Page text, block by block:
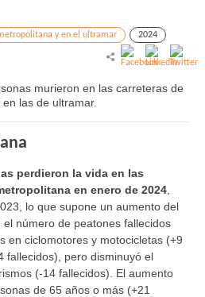
y en el ultramar 2024
murieron en las carreteras de
las de ultramar.
perdieron la vida en las
en enero de 2024
lo que supone un aumento del
número de peatones fallecidos
en ciclomotores y motocicletas (+9
fallecidos), pero disminuyó el
(-14 fallecidos). El aumento
de 65 años o más (+21